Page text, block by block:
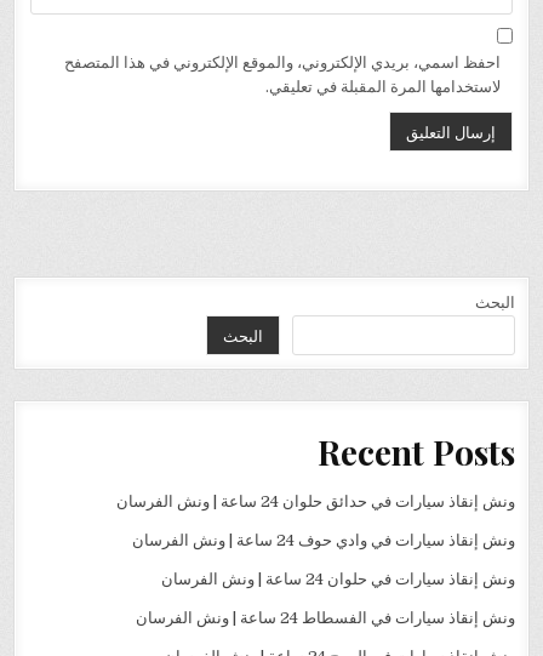
احفظ اسمي، بريدي الإلكتروني، والموقع الإلكتروني في هذا المتصفح
لاستخدامها المرة المقبلة في تعليقي.
البحث
البحث
Recent Posts
ونش إنقاذ سيارات في حدائق حلوان 24 ساعة | ونش الفرسان
ونش إنقاذ سيارات في وادي حوف 24 ساعة | ونش الفرسان
ونش إنقاذ سيارات في حلوان 24 ساعة | ونش الفرسان
ونش إنقاذ سيارات في الفسطاط 24 ساعة | ونش الفرسان